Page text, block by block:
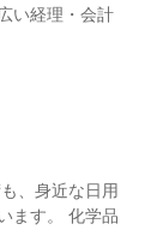
い経理・会計
、身近な日用
ます。 化学品